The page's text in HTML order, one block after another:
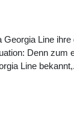
Line
Denn zum
Line